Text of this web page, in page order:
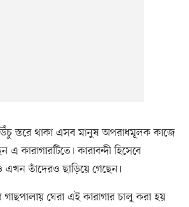
স্তরে থাকা এসব মানুষ অপরাধমূলক কাজে
এ কারাগারটিতে। কারাবন্দী হিসেবে
এখন তাঁদেরও ছাড়িয়ে গেছেন।
ঘেরা এই কারাগার চালু করা হয়